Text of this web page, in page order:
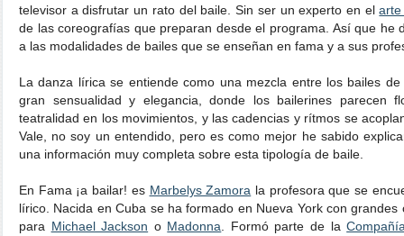
televisor a disfrutar un rato del baile. Sin ser un experto en el
de las coreografías que preparan desde el programa. Así que he
a las modalidades de bailes que se enseñan en fama y a sus
La danza lírica se entiende como una mezcla entre los bailes
gran sensualidad y elegancia, donde los bailerines parecen
teatralidad en los movimientos, y las cadencias y rítmos se
Vale, no soy un entendido, pero es como mejor he sabido
una información muy completa sobre esta tipología de baile.
En Fama ¡a bailar! es Marbelys Zamora la profesora que se
lírico. Nacida en Cuba se ha formado en Nueva York con
para Michael Jackson o Madonna . Formó parte de la